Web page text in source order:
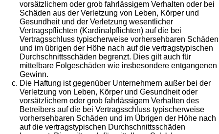
vorsätzlichem oder grob fahrlässigem Verhalten oder bei
Schäden aus der Verletzung von Leben, Körper und
Gesundheit und der Verletzung wesentlicher
Vertragspflichten (Kardinalpflichten) auf die bei
Vertragsschluss typischerweise vorhersehbaren Schäden
und im übrigen der Höhe nach auf die vertragstypischen
Durchschnittsschäden begrenzt. Dies gilt auch für
mittelbare Folgeschäden wie insbesondere entgangenen
Gewinn.
Die Haftung ist gegenüber Unternehmern außer bei der
Verletzung von Leben, Körper und Gesundheit oder
vorsätzlichem oder grob fahrlässigem Verhalten des
Betreibers auf die bei Vertragsschluss typischerweise
vorhersehbaren Schäden und im Übrigen der Höhe nach
auf die vertragstypischen Durchschnittsschäden